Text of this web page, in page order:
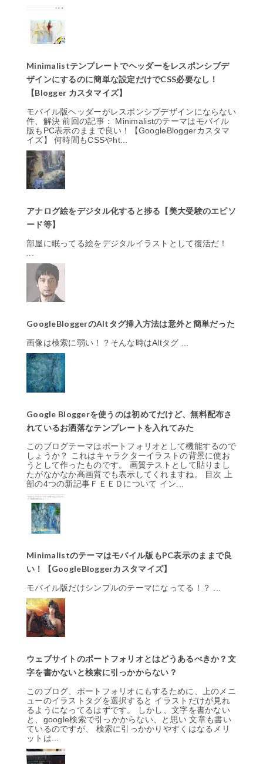
Minimalistテンプレートでヘッダーをレスポンシブデ
ザインにするのに簡単な設定だけでCSS必要なし！
【Blogger カスタマイズ】
モバイル版ヘッダーがレスポンシブデザインにならない
件、解決 前回の記事： Minimalistのテーマはモバイル
版もPC表示のままで良い！【GoogleBloggerカスタマ
イズ】 何時間もCSSやht...
アナログ絵をデジタル化すると捗る【美大受験のエピソ
ード等】
部屋に眠ってる絵をデジタルイラストとして復活だ！
GoogleBloggerのAltタグ挿入方法は意外と簡単だった
画像は検索に弱い！？そんな時はAltタグ ...
Google Bloggerを使うのは初めてだけど、無料配布さ
れているお洒落なテンプレートを入れてみた
このブログテーマはポートフォリオとして機能するので
しょうか？ これはキャラクターイラストの背景に使お
うとして作ったものです。 画質テストとして貼りまし
たがなかなか高画質でも表示してくれますね。 目次 上
部の4つの新記事ＦＥＥＤについて イン...
Minimalistのテーマはモバイル版もPC表示のままで良
い！【GoogleBloggerカスタマイズ】
モバイル版だけシンプルのテーマになってる！？ ...
ウェブサイトのポートフォリオとはどうあるべきか？文
字を書かないと検索に引っかからない？
このブログ、ポートフォリオにもするために、上のメニ
ューのイラストタグを選択すると イラストだけが見れ
るようになってるはずです。 しかし、文字を書かない
と、google検索で引っかからない、と思い 文章も書い
ているのですが、 検索に引っかかりやすくはなるメリ
ットは...